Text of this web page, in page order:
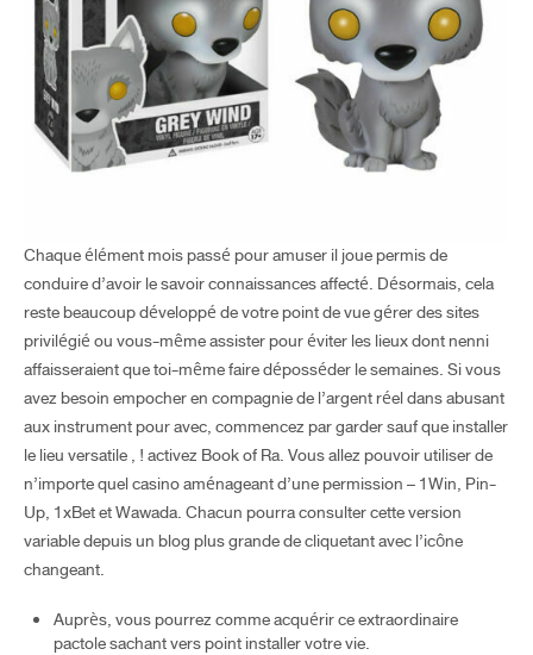
Chaque élément mois passé pour amuser il joue permis de
conduire d’avoir le savoir connaissances affecté. Désormais, cela
reste beaucoup développé de votre point de vue gérer des sites
privilégié ou vous-même assister pour éviter les lieux dont nenni
affaisseraient que toi-même faire déposséder le semaines. Si vous
avez besoin empocher en compagnie de l’argent réel dans abusant
aux instrument pour avec, commencez par garder sauf que installer
le lieu versatile , ! activez Book of Ra. Vous allez pouvoir utiliser de
n’importe quel casino aménageant d’une permission – 1Win, Pin-
Up, 1xBet et Wawada. Chacun pourra consulter cette version
variable depuis un blog plus grande de cliquetant avec l’icône
changeant.
Auprès, vous pourrez comme acquérir ce extraordinaire
pactole sachant vers point installer votre vie.